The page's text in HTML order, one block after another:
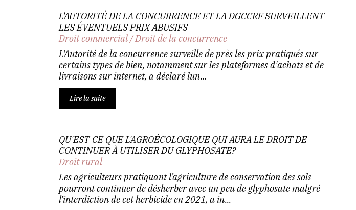
L'AUTORITÉ DE LA CONCURRENCE ET LA DGCCRF SURVEILLENT
LES ÉVENTUELS PRIX ABUSIFS
Droit commercial/Droit de la concurrence
L'Autorité de la concurrence surveille de près les prix pratiqués sur
certains types de bien, notamment sur les plateformes d'achats et de
livraisons sur internet, a déclaré lun...
Lire la suite
QU'EST-CE QUE L'AGROÉCOLOGIQUE QUI AURA LE DROIT DE
CONTINUER À UTILISER DU GLYPHOSATE?
Droit rural
Les agriculteurs pratiquant l’agriculture de conservation des sols
pourront continuer de désherber avec un peu de glyphosate malgré
l’interdiction de cet herbicide en 2021, a in...